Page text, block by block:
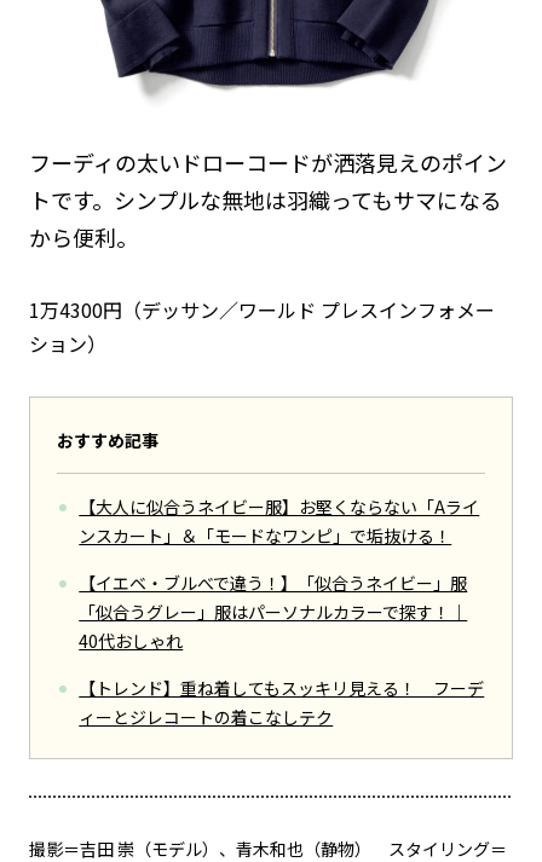
フーディの太いドローコードが洒落見えのポイン
トです。シンプルな無地は羽織ってもサマになる
から便利。
1万4300円（デッサン／ワールド プレスインフォメー
ション）
おすすめ記事
【大人に似合うネイビー服】お堅くならない「Aライ
ンスカート」＆「モードなワンピ」で垢抜ける！
【イエベ・ブルべで違う！】「似合うネイビー」服
「似合うグレー」服はパーソナルカラーで探す！｜
40代おしゃれ
【トレンド】重ね着してもスッキリ見える！ フーデ
ィーとジレコートの着こなしテク
撮影＝吉田 崇（モデル）、青木和也（静物） スタイリング＝